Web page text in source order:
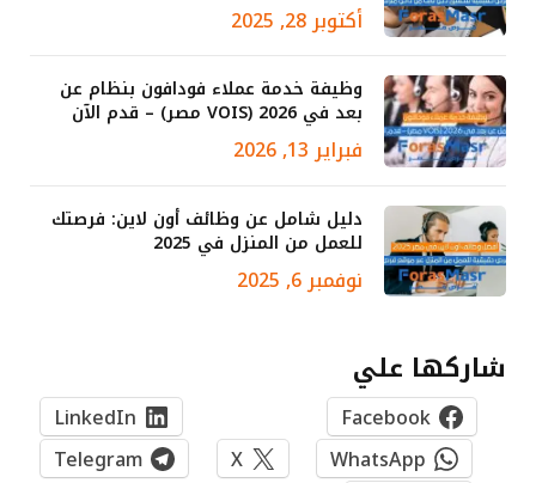
أكتوبر 28, 2025
وظيفة خدمة عملاء فودافون بنظام عن
بعد في 2026 (VOIS مصر) – قدم الآن
فبراير 13, 2026
دليل شامل عن وظائف أون لاين: فرصتك
للعمل من المنزل في 2025
نوفمبر 6, 2025
شاركها علي
Facebook
LinkedIn
WhatsApp
X
Telegram